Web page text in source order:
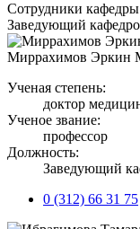
Сотрудники кафедры
Заведующий
Миррахимов Эркин
Ученая степень:
доктор
Ученое звание:
профессор
Должность:
Заведующий
0 (312) 66 31 75